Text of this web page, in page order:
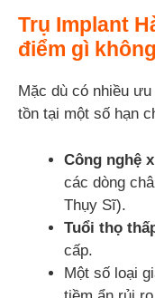
Trụ Implant
điểm gì
Mặc dù có nhiều
tồn tại một số hạn
Công nghệ
các dòng
Thụy Sĩ).
Tuổi thọ
cấp.
Một số loại